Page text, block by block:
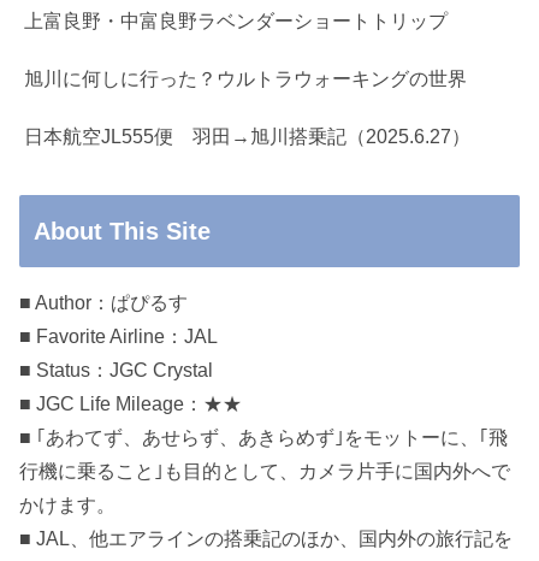
上富良野・中富良野ラベンダーショートトリップ
旭川に何しに行った？ウルトラウォーキングの世界
日本航空JL555便 羽田→旭川搭乗記（2025.6.27）
About This Site
■ Author：ぱぴるす
■ Favorite Airline：JAL
■ Status：JGC Crystal
■ JGC Life Mileage：★★
■ ｢あわてず、あせらず、あきらめず｣をモットーに、｢飛
行機に乗ること｣も目的として、カメラ片手に国内外へで
かけます。
■ JAL、他エアラインの搭乗記のほか、国内外の旅行記を